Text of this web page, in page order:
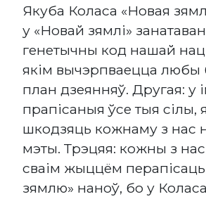
Якуба Коласа «Новая
у «Новай зямлі»
генетычны код нашай
якім вычэрпваецца любы
план дзеянняў. Другая: у
прапісаныя ўсе тыя сілы,
шкодзяць кожнаму з нас
мэты. Трэцяя: кожны з
сваім жыццём
зямлю» наноў, бо у